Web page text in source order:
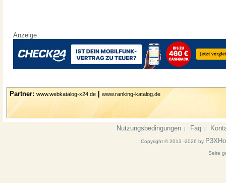
Anzeige
Partner: www.webkatalog-x24.de www.ranking-katalog.de
Nutzungsbedingungen | Faq |
Copyright © 2013 -2026 by
Seite